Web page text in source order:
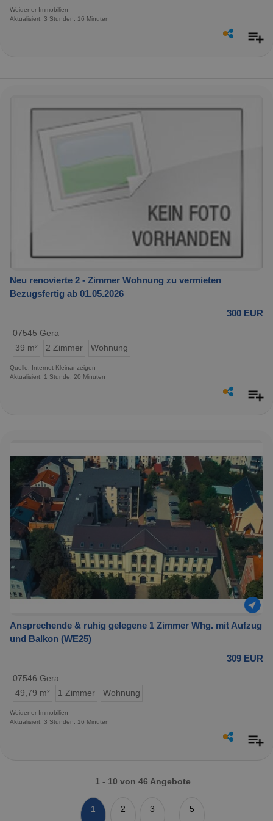
Weidener Immobilien
Aktualisiert: 3 Stunden, 16 Minuten
Neu renovierte 2 - Zimmer Wohnung zu vermieten
Bezugsfertig ab 01.05.2026
300 EUR
07545 Gera
39 m²
2 Zimmer Wohnung
Quelle: Internet-Kleinanzeigen
Aktualisiert: 1 Stunde, 20 Minuten
Ansprechende & ruhig gelegene 1 Zimmer Whg. mit Aufzug
und Balkon (WE25)
309 EUR
07546 Gera
49,79 m²
1 Zimmer Wohnung
Weidener Immobilien
Aktualisiert: 3 Stunden, 16 Minuten
1 - 10 von 46 Angebote
1 2
3
5